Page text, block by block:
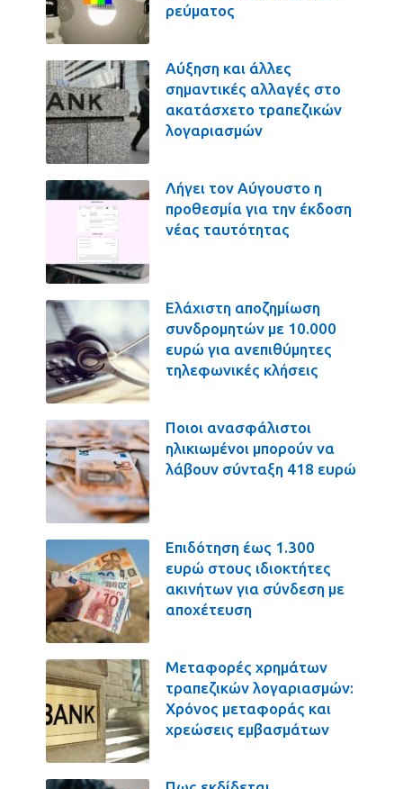
ρεύματος
Αύξηση και άλλες
σημαντικές αλλαγές στο
ακατάσχετο τραπεζικών
λογαριασμών
Λήγει τον Αύγουστο η
προθεσμία για την έκδοση
νέας ταυτότητας
Ελάχιστη αποζημίωση
συνδρομητών με 10.000
ευρώ για ανεπιθύμητες
τηλεφωνικές κλήσεις
Ποιοι ανασφάλιστοι
ηλικιωμένοι μπορούν να
λάβουν σύνταξη 418 ευρώ
Επιδότηση έως 1.300
ευρώ στους ιδιοκτήτες
ακινήτων για σύνδεση με
αποχέτευση
Μεταφορές χρημάτων
τραπεζικών λογαριασμών:
Χρόνος μεταφοράς και
χρεώσεις εμβασμάτων